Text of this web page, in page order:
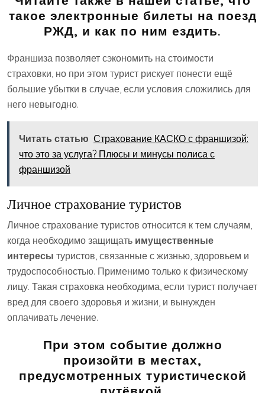
такое электронные билеты на поезд
РЖД, и как по ним ездить.
Франшиза позволяет сэкономить на стоимости
страховки, но при этом турист рискует понести ещё
большие убытки в случае, если условия сложились для
него невыгодно.
Читать статью Страхование КАСКО с франшизой:
что это за услуга? Плюсы и минусы полиса с
франшизой
Личное страхование туристов
Личное страхование туристов относится к тем случаям,
когда необходимо защищать имущественные
интересы туристов, связанные с жизнью, здоровьем и
трудоспособностью. Применимо только к физическому
лицу. Такая страховка необходима, если турист получает
вред для своего здоровья и жизни, и вынужден
оплачивать лечение.
При этом событие должно
произойти в местах,
предусмотренных туристической